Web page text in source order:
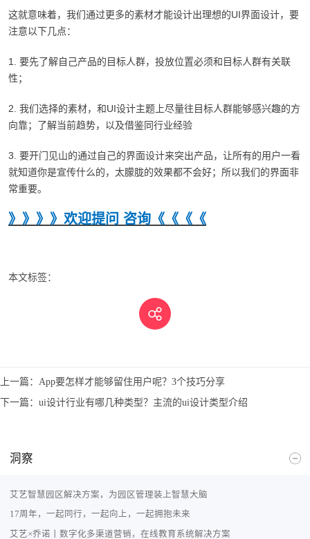
这就意味着，我们通过更多的素材才能设计出理想的UI界面设计，要
注意以下几点：
1. 要先了解自己产品的目标人群，投放位置必须和目标人群有关联
性；
2. 我们选择的素材，和UI设计主题上尽量往目标人群能够感兴趣的方
向靠；了解当前趋势，以及借鉴同行业经验
3. 要开门见山的通过自己的界面设计来突出产品，让所有的用户一看
就知道你是宣传什么的，太朦胧的效果都不会好；所以我们的界面非
常重要。
》》》》欢迎提问 咨询《《《《
本文标签：
上一篇： App要怎样才能够留住用户呢？3个技巧分享
下一篇： ui设计行业有哪几种类型？主流的ui设计类型介绍
洞察
艾艺智慧园区解决方案，为园区管理装上智慧大脑
17周年，一起同行，一起向上，一起拥抱未来
艾艺×乔诺丨数字化多渠道营销，在线教育系统解决方案